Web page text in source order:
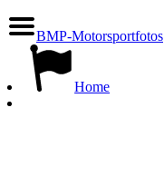
BMP-Motorsportfotos
Home